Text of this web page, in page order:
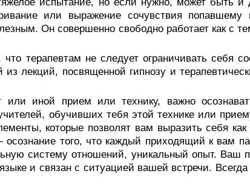
или выражение сочувствия
Он совершенно свободно работает как с
что терапевтам не следует ограничивать себя
лекций, посвященной гипнозу и
или иной прием или технику, важно
обучивших тебя этой технике или
которые позволят вам выразить себя
того, что каждый приходящий к вам
систему отноше­ний, уникальный опыт. Ваш
и связан с ситуацией вашей встречи.